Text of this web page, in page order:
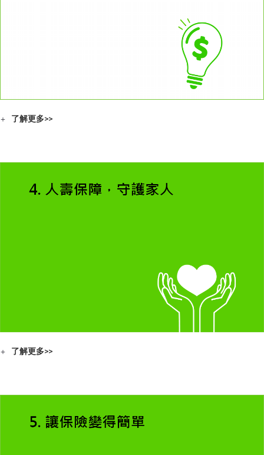
了解更多>>
了解更多>>